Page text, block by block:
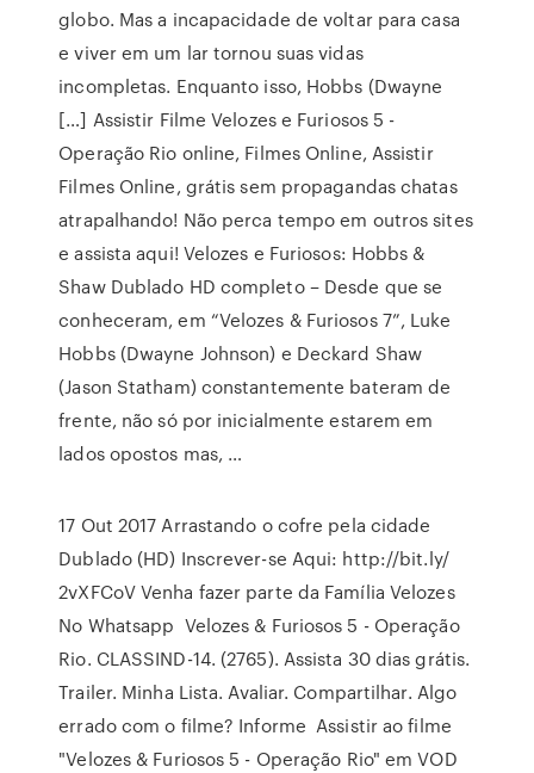
globo. Mas a incapacidade de voltar para casa
e viver em um lar tornou suas vidas
incompletas. Enquanto isso, Hobbs (Dwayne
[…] Assistir Filme Velozes e Furiosos 5 -
Operação Rio online, Filmes Online, Assistir
Filmes Online, grátis sem propagandas chatas
atrapalhando! Não perca tempo em outros sites
e assista aqui! Velozes e Furiosos: Hobbs &
Shaw Dublado HD completo – Desde que se
conheceram, em “Velozes & Furiosos 7”, Luke
Hobbs (Dwayne Johnson) e Deckard Shaw
(Jason Statham) constantemente bateram de
frente, não só por inicialmente estarem em
lados opostos mas, …
17 Out 2017 Arrastando o cofre pela cidade
Dublado (HD) Inscrever-se Aqui: http://bit.ly/
2vXFCoV Venha fazer parte da Família Velozes
No Whatsapp Velozes & Furiosos 5 - Operação
Rio. CLASSIND-14. (2765). Assista 30 dias grátis.
Trailer. Minha Lista. Avaliar. Compartilhar. Algo
errado com o filme? Informe Assistir ao filme
"Velozes & Furiosos 5 - Operação Rio" em VOD